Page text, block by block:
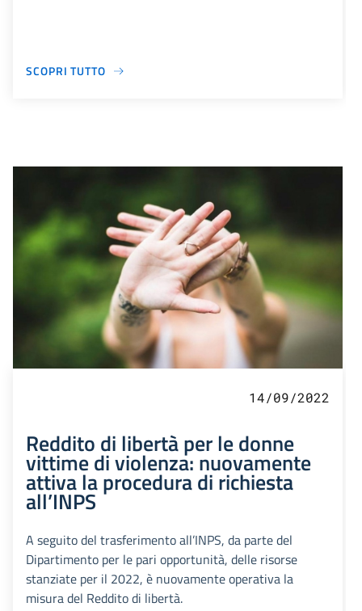
SCOPRI TUTTO
14/09/2022
Reddito di libertà per le donne
vittime di violenza: nuovamente
attiva la procedura di richiesta
all’INPS
A seguito del trasferimento all’INPS, da parte del
Dipartimento per le pari opportunità, delle risorse
stanziate per il 2022, è nuovamente operativa la
misura del Reddito di libertà.